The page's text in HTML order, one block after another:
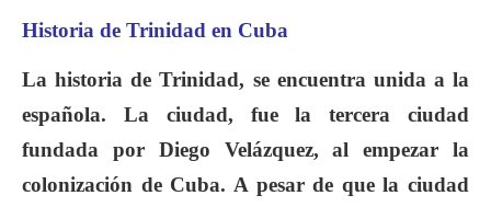
Historia de Trinidad en Cuba
La historia de Trinidad, se encuentra unida a la
española. La ciudad, fue la tercera ciudad
fundada por Diego Velázquez, al empezar la
colonización de Cuba. A pesar de que la ciudad